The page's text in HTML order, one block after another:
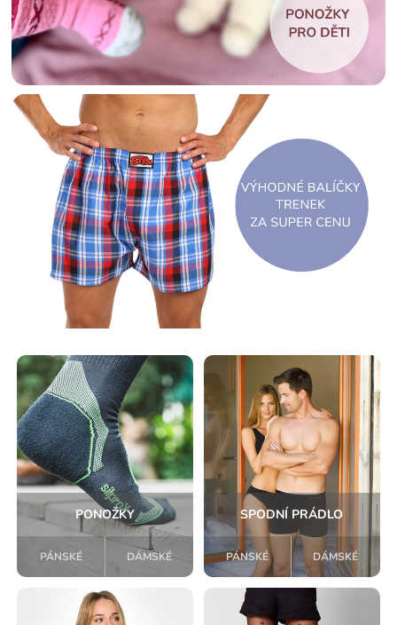
PONOŽKY
PÁNSKÉ DÁMSKÉ
SPODNÍ PRÁDLO
PÁNSKÉ DÁMSKÉ